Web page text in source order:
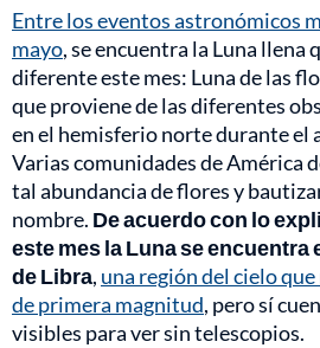
Entre los eventos astronómicos
mayo, se encuentra la Luna llena
diferente este mes: Luna de las
que proviene de las diferentes
en el hemisferio norte durante el
Varias comunidades de América
tal abundancia de flores y
nombre. De acuerdo con lo
este mes la Luna se encuentra
de Libra, una región del cielo
de primera magnitud, pero sí
visibles para ver sin telescopios.